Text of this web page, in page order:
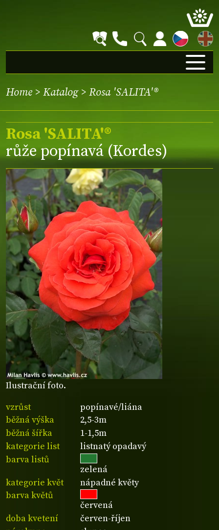
EN
Home > Katalog> Rosa 'SALITA'®
Ilustrační foto.
Rosa 'SALITA'®
růže popínavá (Kordes)
vzrůst
popínavé/liána
běžná výška
2,5-3m
běžná šířka
1-1,5m
kategorie list
listnatý opadavý
barva listů
zelená
kategorie květ
nápadné květy
barva květů
červená
doba kvetení
červen-říjen